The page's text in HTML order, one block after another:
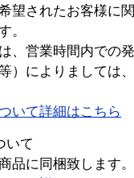
望されたお客様に
。
、営業時間内での
）によりましては
いて詳細はこちら
いて
品に同梱致します。